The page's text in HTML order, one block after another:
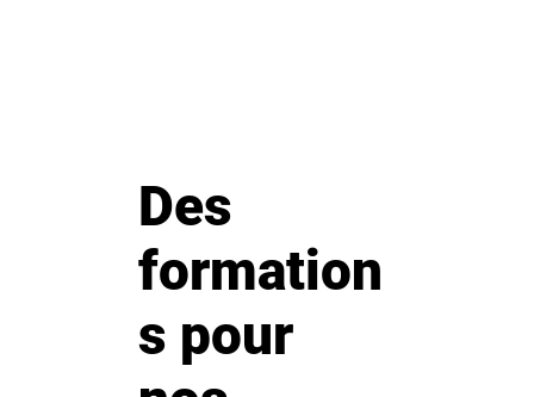
Des
formation
s pour